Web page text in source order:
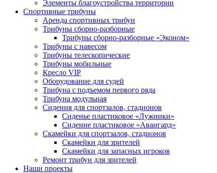
Элементы благоустройства территории
Спортивные трибуны
Аренда спортивных трибун
Трибуны сборно-разборные
Трибуны сборно-разборные «Эконом»
Трибуны с навесом
Трибуны телескопические
Трибуны мобильные
Кресло VIP
Оборудование для судей
Трибуна с подъемом первого ряда
Трибуна модульная
Сидения для спортзалов, стадионов
Сиденье пластиковое «Лужники»
Сидение пластиковое «Авангард»
Скамейки для спортзалов, стадионов
Скамейки для зрителей
Скамейки для запасных игроков
Ремонт трибун для зрителей
Наши проекты